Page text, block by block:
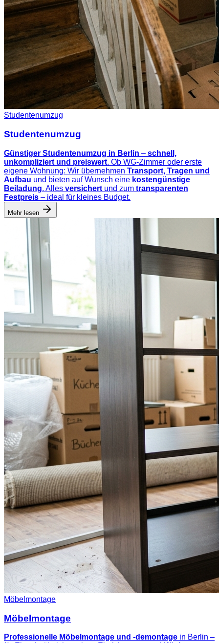
Studentenumzug
Studentenumzug
Günstiger Studentenumzug in Berlin – schnell,
unkompliziert und preiswert. Ob WG-Zimmer oder erste
eigene Wohnung: Wir übernehmen Transport, Tragen und
Aufbau und bieten auf Wunsch eine kostengünstige
Beiladung. Alles versichert und zum transparenten
Festpreis – ideal für kleines Budget.
Mehr lesen
Möbelmontage
Möbelmontage
Professionelle Möbelmontage und -demontage in Berlin –